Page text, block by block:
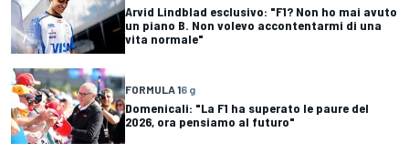
Arvid Lindblad esclusivo: "F1? Non ho mai avuto
un piano B. Non volevo accontentarmi di una
vita normale"
FORMULA 16 g
Domenicali: "La F1 ha superato le paure del
2026, ora pensiamo al futuro"